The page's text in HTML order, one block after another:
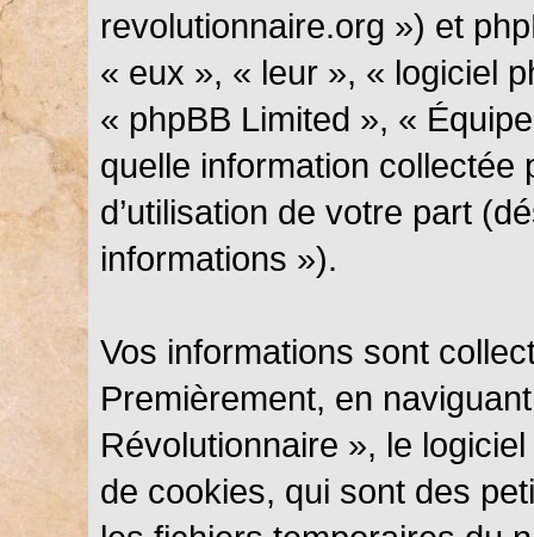
revolutionnaire.org ») et
« eux », « leur », « logiciel
« phpBB Limited », «
quelle information collectée
d’utilisation de votre part
informations »).
Vos informations sont
Premièrement, en
Révolutionnaire », le
de cookies, qui sont des